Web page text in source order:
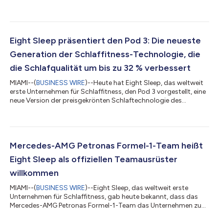
Partnerschaft tritt Leclerc der Elitegruppe von Hunderten von
Weltklasse-Schlaftechnologie von Eight Sleep nutzen, um ihre
Leistung zu steigern, und be...
Eight Sleep präsentiert den Pod 3: Die neueste
Generation der Schlaffitness-Technologie, die
die Schlafqualität um bis zu 32 % verbessert
MIAMI--(BUSINESS WIRE)--Heute hat Eight Sleep, das weltweit
erste Unternehmen für Schlaffitness, den Pod 3 vorgestellt, eine
neue Version der preisgekrönten Schlaftechnologie des
vielen Sensoren und einer 4000-fach besseren Auflösung eine
ermöglicht. Das neue Sensorsystem erzielt eine Genauigkeit von
Mercedes-AMG Petronas Formel-1-Team heißt
Eight Sleep als offiziellen Teamausrüster
willkommen
MIAMI--(BUSINESS WIRE)--Eight Sleep, das weltweit erste
Unternehmen für Schlaffitness, gab heute bekannt, dass das
Mercedes-AMG Petronas Formel-1-Team das Unternehmen zum